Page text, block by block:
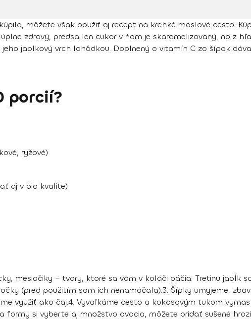
môžete však použiť aj recept na krehké maslové cesto.
zdravý, predsa len cukor v ňom je skaramelizovaný, no z
jablkový vrch lahôdkou. Doplnený o vitamín C zo šípok
porcií?
ryžové)
aj v bio kvalite)
mesiačiky − tvary, ktoré sa vám v koláči páčia. Tretinu jabĺk
(pred použitím som ich nenamáčala).3. Šípky umyjeme,
využiť ako čaj.4. Vyvaľkáme cesto a kokosovým tukom
si vyberte aj množstvo ovocia, môžete pridať sušené